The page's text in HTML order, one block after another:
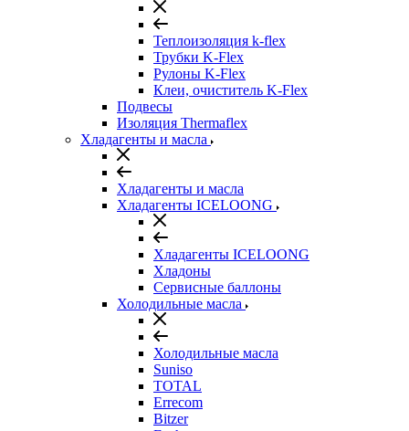
Теплоизоляция k-flex
Трубки K-Flex
Рулоны K-Flex
Клеи, очиститель K-Flex
Подвесы
Изоляция Thermaflex
Хладагенты и масла
Хладагенты и масла
Хладагенты ICELOONG
Хладагенты ICELOONG
Хладоны
Сервисные баллоны
Холодильные масла
Холодильные масла
Suniso
TOTAL
Errecom
Bitzer